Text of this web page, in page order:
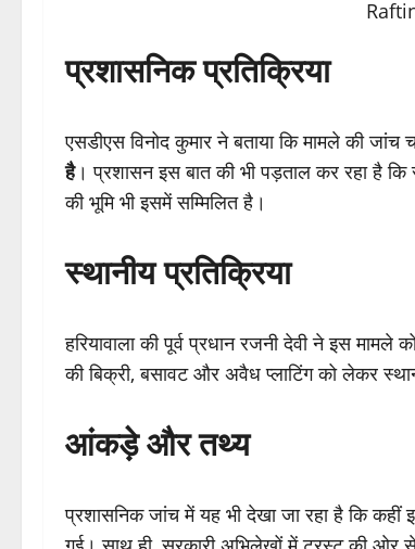
प्रशासनिक प्रतिक्रिया
एसडीएस विनोद कुमार ने बताया कि मामले की
है। प्रशासन इस बात की भी पड़ताल कर रहा है कि
की भूमि भी इसमें सम्मिलित है।
स्थानीय प्रतिक्रिया
हरियावाला की पूर्व प्रधान रजनी देवी ने इस
की बिक्री, बसावट और अवैध प्लाटिंग को लेकर
आंकड़े और तथ्य
प्रशासनिक जांच में यह भी देखा जा रहा है कि